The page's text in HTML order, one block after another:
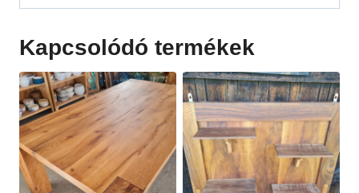
Kapcsolódó termékek